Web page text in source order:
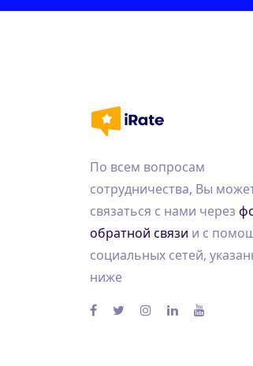
По всем вопросам
сотрудничества, Вы
связаться с нами через
обратной связи и с
социальных сетей,
ниже